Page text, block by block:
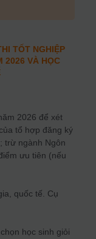
TỐT NGHIỆP
2026 VÀ HỌC
2026 để xét
tổ hợp đăng ký
trừ ngành Ngôn
ưu tiên (nếu
quốc tế. Cụ
học sinh giỏi